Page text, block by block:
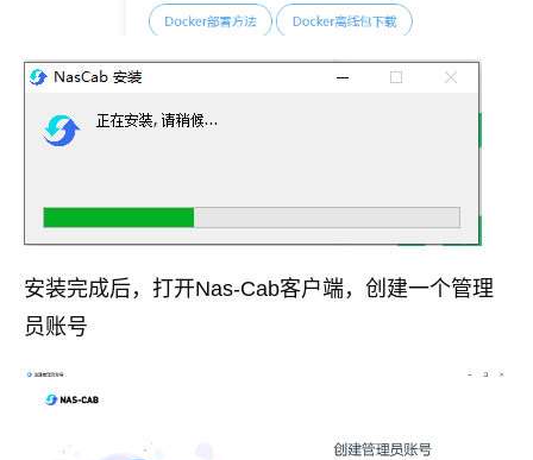
安装完成后，打开Nas-Cab客户端，创建一个管理
员账号